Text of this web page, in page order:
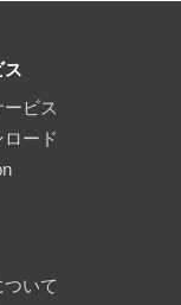
ス
ービス
ロード
ついて